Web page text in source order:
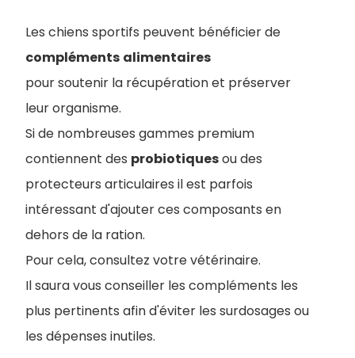
Les chiens sportifs peuvent bénéficier de
compléments alimentaires
pour soutenir la récupération et préserver
leur organisme.
Si de nombreuses gammes premium
contiennent des probiotiquesou des
protecteurs articulaires il est parfois
intéressant d'ajouter ces composants en
dehors de la ration.
Pour cela, consultez votre vétérinaire.
Il saura vous conseiller les compléments les
plus pertinents afin d'éviter les surdosages ou
les dépenses inutiles.